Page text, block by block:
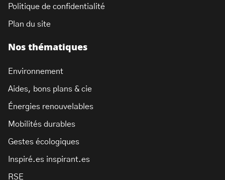
Nos thématiques
Environnement
Aides, bons plans & cie
Énergies renouvelables
Mobilités durables
Gestes écologiques
Inspiré.es inspirant.es
RSE
Politique de confidentialité
Plan du site